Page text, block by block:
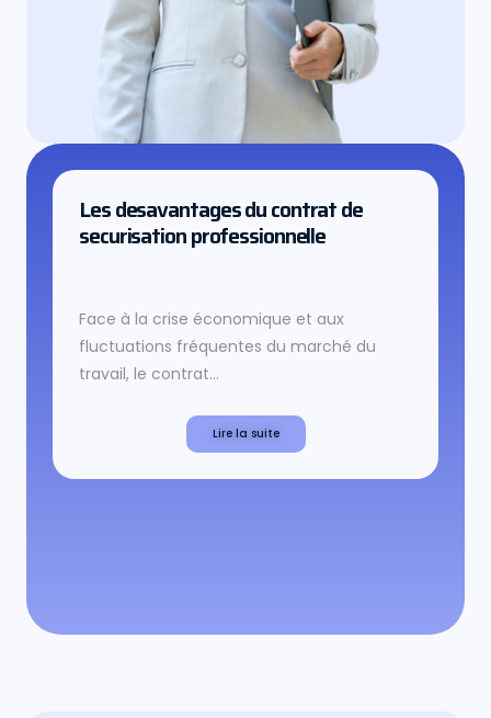
Les desavantages du contrat de
securisation professionnelle
Face à la crise économique et aux
fluctuations fréquentes du marché du
travail, le contrat...
Lire la suite